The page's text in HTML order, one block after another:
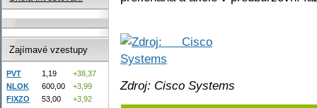
Zdroj: Cisco Systems
Zajímavé vzestupy
PVT 1,19
+38,37
NLOK
600,00
+3,99
FIXZO
53,00
+3,92